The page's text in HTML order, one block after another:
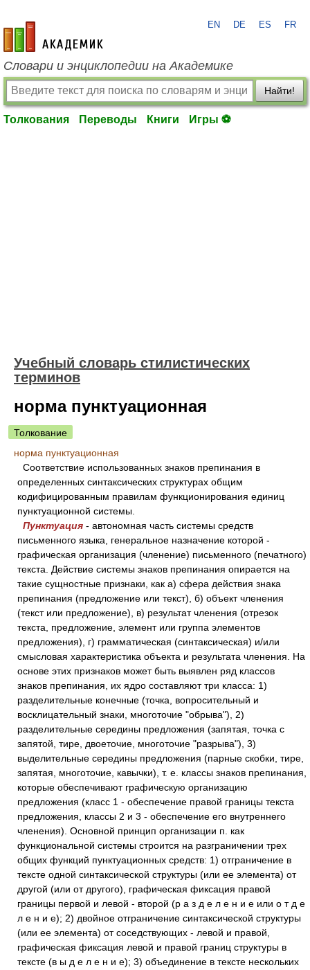
academic.ru
EN DE ES FR
Словари и энциклопедии на Академике
Найти!
Толкования Переводы Книги Игры ⚽
Учебный словарь стилистических
терминов
норма пунктуационная
Толкование
норма пунктуационная
Соответствие использованных знаков препинания в
определенных синтаксических структурах общим
кодифицированным правилам функционирования единиц
пунктуационной системы.
Пунктуация - автономная часть системы средств
письменного языка, генеральное назначение которой -
графическая организация (членение) письменного (печатного)
текста. Действие системы знаков препинания опирается на
такие сущностные признаки, как а) сфера действия знака
препинания (предложение или текст), б) объект членения
(текст или предложение), в) результат членения (отрезок
текста, предложение, элемент или группа элементов
предложения), г) грамматическая (синтаксическая) и/или
смысловая характеристика объекта и результата членения. На
основе этих признаков может быть выявлен ряд классов
знаков препинания, их ядро составляют три класса: 1)
разделительные конечные (точка, вопросительный и
восклицательный знаки, многоточие "обрыва"), 2)
разделительные середины предложения (запятая, точка с
запятой, тире, двоеточие, многоточие "разрыва"), 3)
выделительные середины предложения (парные скобки, тире,
запятая, многоточие, кавычки), т. е. классы знаков препинания,
которые обеспечивают графическую организацию
предложения (класс 1 - обеспечение правой границы текста
предложения, классы 2 и 3 - обеспечение его внутреннего
членения). Основной принцип организации п. как
функциональной системы строится на разграничении трех
общих функций пунктуационных средств: 1) отграничение в
тексте одной синтаксической структуры (или ее элемента) от
другой (или от другого), графическая фиксация правой
границы первой и левой - второй (р а з д е л е н и е или о т д е
л е н и е); 2) двойное отграничение синтаксической структуры
(или ее элемента) от соседствующих - левой и правой,
графическая фиксация левой и правой границ структуры в
тексте (в ы д е л е н и е); 3) объединение в тексте нескольких